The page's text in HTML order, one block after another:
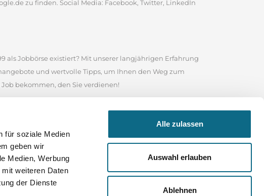
für soziale Medien
geben wir
Medien, Werbung
weiteren Daten
der Dienste
Alle zulassen
Auswahl erlauben
Ablehnen
zu finden. Social Media: Facebook, Twitter, LinkedIn
als Jobbörse existiert? Mit unserer langjährigen Erfahrung
und wertvolle Tipps, um Ihnen den Weg zum
bekommen, den Sie verdienen!
Heute ist es eine angesehene Online-Stellenbörse, in
finden. Nutzen Sie das Suchfeld in unserem
unsicher sind, wonach Sie suchen, durchstöbern Sie unser
Erfolg bei Ihrer Bewerbung und für Ihre weitere Karriere